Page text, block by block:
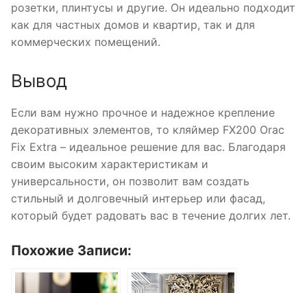
розетки, плинтусы и другие. Он идеально подходит
как для частных домов и квартир, так и для
коммерческих помещений.
Вывод
Если вам нужно прочное и надежное крепление
декоративных элементов, то кляймер FX200 Orac
Fix Extra – идеальное решение для вас. Благодаря
своим высоким характеристикам и
универсальности, он позволит вам создать
стильный и долговечный интерьер или фасад,
который будет радовать вас в течение долгих лет.
Похожие Записи: